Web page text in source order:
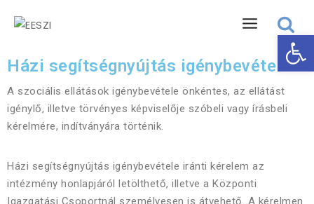
Házi segítségnyújtás igénybevétele
A szociális ellátások igénybevétele önkéntes, az ellátást
igénylő, illetve törvényes képviselője szóbeli vagy írásbeli
kérelmére, indítványára történik.
Házi segítségnyújtás igénybevétele iránti kérelem az
intézmény honlapjáról letölthető, illetve a Központi
Igazgatási Csoportnál személyesen is átvehető. A kérelmen